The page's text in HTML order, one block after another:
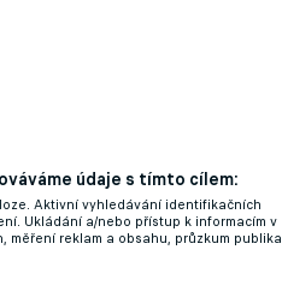
údaje s tímto cílem:
Aktivní vyhledávání identifikačních
Ukládání a/nebo přístup k informacím v
měření reklam a obsahu, průzkum publika